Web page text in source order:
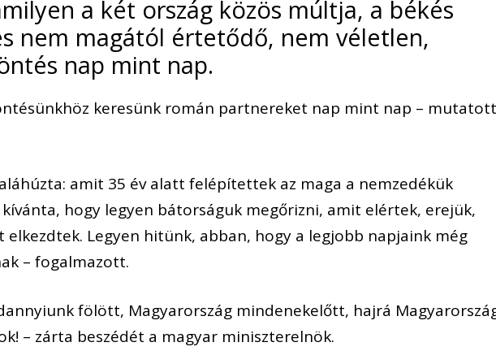
a két ország közös múltja, a békés
nem magától értetődő, nem véletlen,
nap mint nap.
keresünk román partnereket nap mint nap –
amit 35 év alatt felépítettek az maga a nemzedékük
kívánta, hogy legyen bátorságuk megőrizni, amit elértek, erejük,
Legyen hitünk, abban, hogy a legjobb napjaink még
– fogalmazott.
fölött, Magyarország mindenekelőtt, hajrá
– zárta beszédét a magyar miniszterelnök.